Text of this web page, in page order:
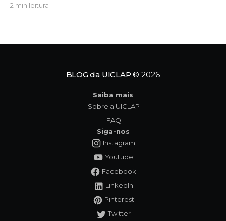
exatamente nesse cenário de extrema urgência
verdadeira convocação para
2 min leitura
BLOG da UICLAP © 2026
Saiba mais
Sobre a UICLAP
FAQ
Siga-nos
Instagram
Youtube
Facebook
LinkedIn
Pinterest
Twitter